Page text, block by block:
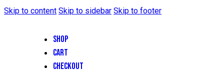
Skip to content Skip to sidebar Skip to footer
SHOP
CART
CHECKOUT